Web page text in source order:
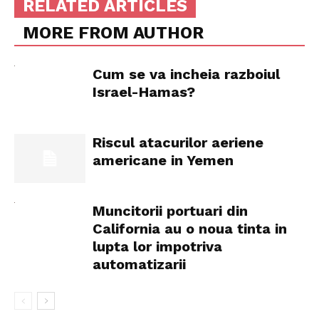
RELATED ARTICLES
MORE FROM AUTHOR
Cum se va incheia razboiul
Israel-Hamas?
Riscul atacurilor aeriene
americane in Yemen
Muncitorii portuari din
California au o noua tinta in
lupta lor impotriva
automatizarii